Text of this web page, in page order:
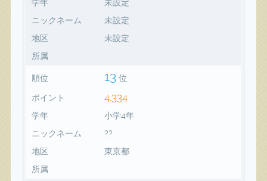
学年
未設定
ニックネーム
未設定
地区
未設定
所属
順位 13 位
ポイント 4,334
学年
小学4年
ニックネーム
??
地区
東京都
所属